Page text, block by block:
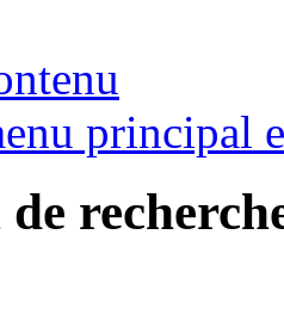
principal